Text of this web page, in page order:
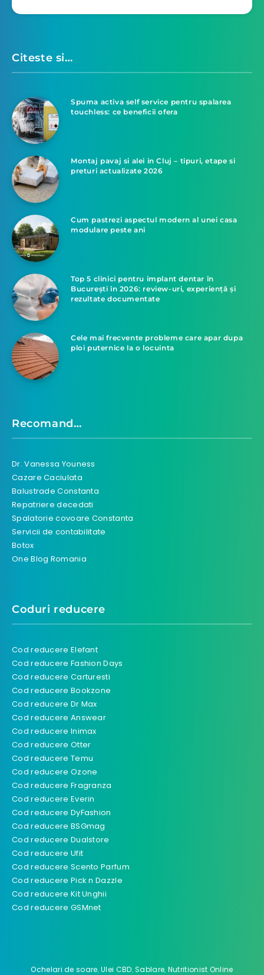
Citeste si…
Spuma activa self service pentru spalarea
touchless: ce beneficii ofera
Montaj pavaj si alei in Cluj – tipuri, etape si
preturi actualizate 2026
Cum pastrezi aspectul modern al unei casa
modulare peste ani
Top 5 clinici pentru implant dentar în
București în 2026: review-uri, experiență și
rezultate documentate
Cele mai frecvente probleme care apar dupa
ploi puternice la o locuinta
Recomand…
Dr. Vanessa Youness
Cazare Caciulata
Balustrade Constanta
Repatriere decedati
Spalatorie covoare Constanta
Servicii de contabilitate
Botox
One Blog Romania
Coduri reducere
Cod reducere Elefant
Cod reducere Fashion Days
Cod reducere Carturesti
Cod reducere Bookzone
Cod reducere Dr Max
Cod reducere Answear
Cod reducere Inimax
Cod reducere Otter
Cod reducere Temu
Cod reducere Ozone
Cod reducere Fragranza
Cod reducere Everin
Cod reducere DyFashion
Cod reducere BSGmag
Cod reducere Dualstore
Cod reducere Ufit
Cod reducere Scento Parfum
Cod reducere Pick n Dazzle
Cod reducere Kit Unghii
Cod reducere GSMnet
Ochelari de soare,Ulei CBD,Sablare, Nutritionist Online